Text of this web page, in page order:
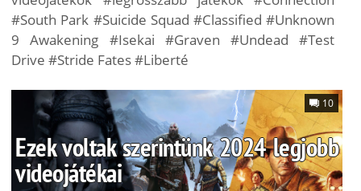
#South Park #Suicide Squad #Classified #Unknown
9 Awakening #Isekai #Graven #Undead #Test
Drive #Stride Fates #Liberté
10
Ezek voltak szerintünk 2024 legjobb
videojátékai